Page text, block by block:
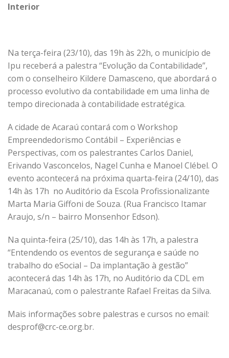
Interior
Na terça-feira (23/10), das 19h às 22h, o município de
Ipu receberá a palestra “Evolução da Contabilidade”,
com o conselheiro Kildere Damasceno, que abordará o
processo evolutivo da contabilidade em uma linha de
tempo direcionada à contabilidade estratégica.
A cidade de Acaraú contará com o Workshop
Empreendedorismo Contábil – Experiências e
Perspectivas, com os palestrantes Carlos Daniel,
Erivando Vasconcelos, Nagel Cunha e Manoel Clébel. O
evento acontecerá na próxima quarta-feira (24/10), das
14h às 17h no Auditório da Escola Profissionalizante
Marta Maria Giffoni de Souza. (Rua Francisco Itamar
Araujo, s/n – bairro Monsenhor Edson).
Na quinta-feira (25/10), das 14h às 17h, a palestra
“Entendendo os eventos de segurança e saúde no
trabalho do eSocial – Da implantação à gestão”
acontecerá das 14h às 17h, no Auditório da CDL em
Maracanaú, com o palestrante Rafael Freitas da Silva.
Mais informações sobre palestras e cursos no email:
desprof@crc-ce.org.br.